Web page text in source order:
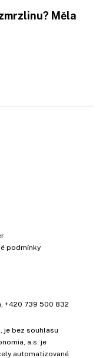
Měla
podmínky
, +420 739 500 832
je bez souhlasu
a.s. je
automatizované